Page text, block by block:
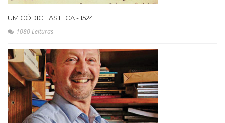
UM CÓDICE ASTECA - 1524
1080 Leituras